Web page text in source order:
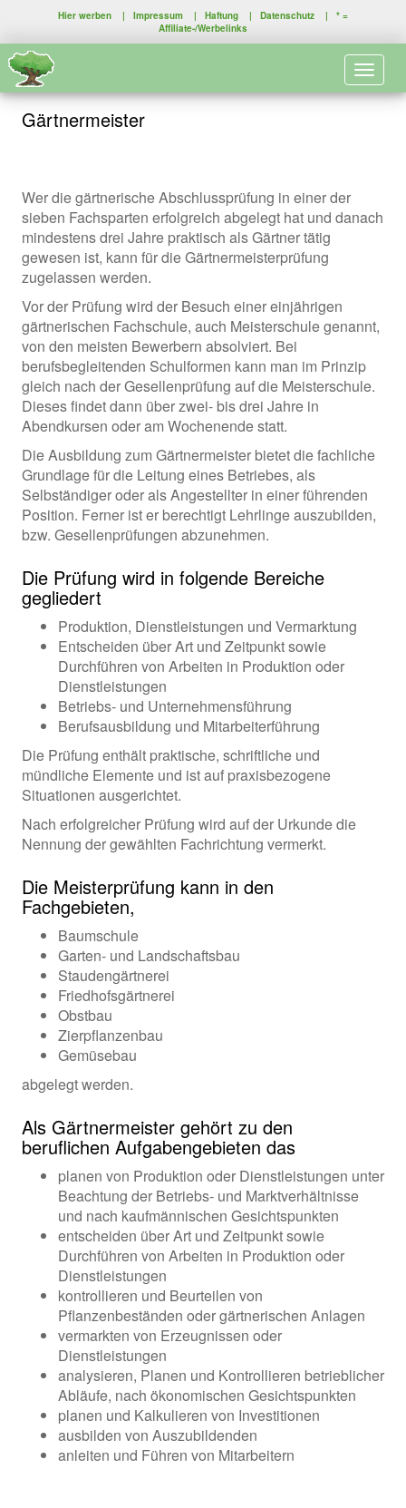
Hier werben | Impressum | Haftung | Datenschutz | * =
Affiliate-/Werbelinks
Gärtnermeister
Wer die gärtnerische Abschlussprüfung in einer der
sieben Fachsparten erfolgreich abgelegt hat und danach
mindestens drei Jahre praktisch als Gärtner tätig
gewesen ist, kann für die Gärtnermeisterprüfung
zugelassen werden.
Vor der Prüfung wird der Besuch einer einjährigen
gärtnerischen Fachschule, auch Meisterschule genannt,
von den meisten Bewerbern absolviert. Bei
berufsbegleitenden Schulformen kann man im Prinzip
gleich nach der Gesellenprüfung auf die Meisterschule.
Dieses findet dann über zwei- bis drei Jahre in
Abendkursen oder am Wochenende statt.
Die Ausbildung zum Gärtnermeister bietet die fachliche
Grundlage für die Leitung eines Betriebes, als
Selbständiger oder als Angestellter in einer führenden
Position. Ferner ist er berechtigt Lehrlinge auszubilden,
bzw. Gesellenprüfungen abzunehmen.
Die Prüfung wird in folgende Bereiche
gegliedert
Produktion, Dienstleistungen und Vermarktung
Entscheiden über Art und Zeitpunkt sowie
Durchführen von Arbeiten in Produktion oder
Dienstleistungen
Betriebs- und Unternehmensführung
Berufsausbildung und Mitarbeiterführung
Die Prüfung enthält praktische, schriftliche und
mündliche Elemente und ist auf praxisbezogene
Situationen ausgerichtet.
Nach erfolgreicher Prüfung wird auf der Urkunde die
Nennung der gewählten Fachrichtung vermerkt.
Die Meisterprüfung kann in den
Fachgebieten,
Baumschule
Garten- und Landschaftsbau
Staudengärtnerei
Friedhofsgärtnerei
Obstbau
Zierpflanzenbau
Gemüsebau
abgelegt werden.
Als Gärtnermeister gehört zu den
beruflichen Aufgabengebieten das
planen von Produktion oder Dienstleistungen unter
Beachtung der Betriebs- und Marktverhältnisse
und nach kaufmännischen Gesichtspunkten
entscheiden über Art und Zeitpunkt sowie
Durchführen von Arbeiten in Produktion oder
Dienstleistungen
kontrollieren und Beurteilen von
Pflanzenbeständen oder gärtnerischen Anlagen
vermarkten von Erzeugnissen oder
Dienstleistungen
analysieren, Planen und Kontrollieren betrieblicher
Abläufe, nach ökonomischen Gesichtspunkten
planen und Kalkulieren von Investitionen
ausbilden von Auszubildenden
anleiten und Führen von Mitarbeitern